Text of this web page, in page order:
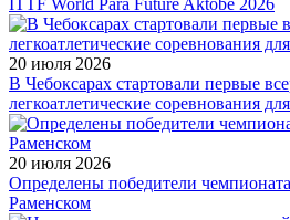
ITTF World Para Future Aktobe 2026
20 июля 2026
В Чебоксарах стартовали первые
легкоатлетические соревнования
20 июля 2026
Определены победители
Раменском